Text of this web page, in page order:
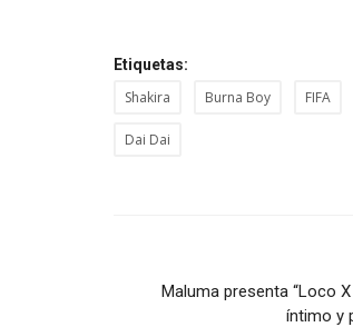
Etiquetas:
Shakira Burna Boy FIFA
Dai Dai
Maluma presenta “Loco
íntimo y